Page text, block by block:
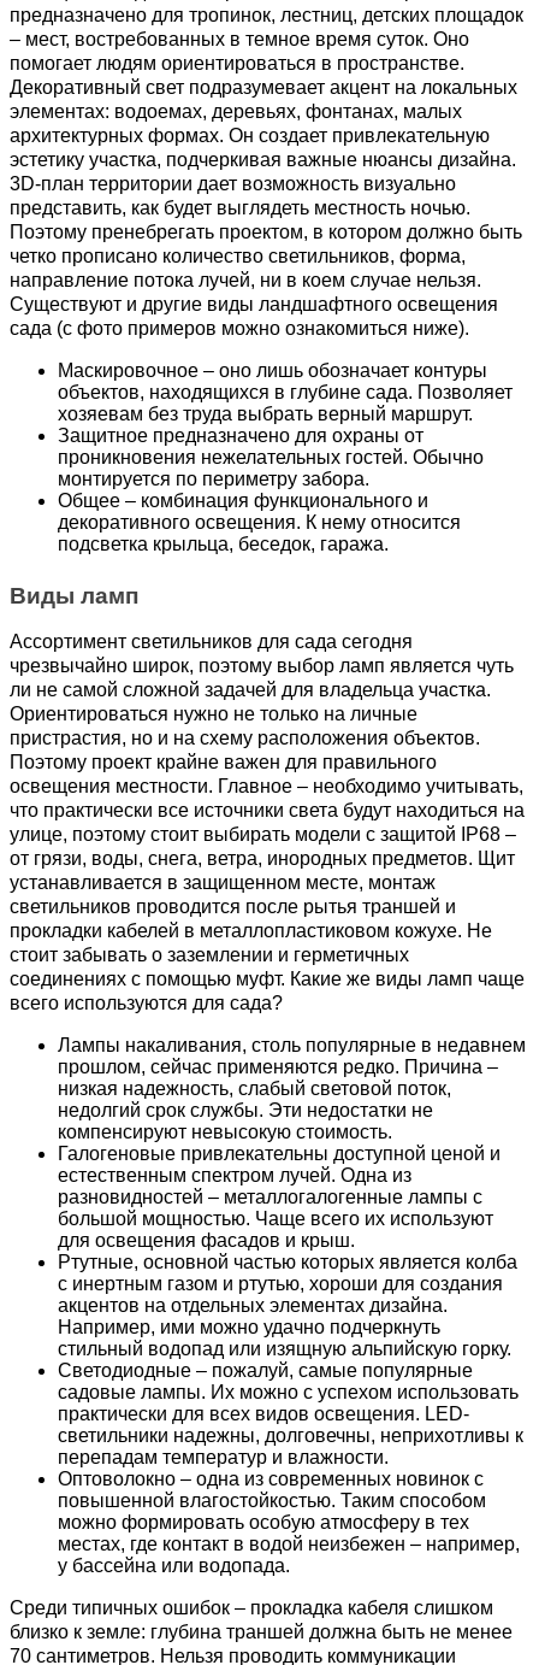
предназначено для тропинок, лестниц, детских площадок
– мест, востребованных в темное время суток. Оно
помогает людям ориентироваться в пространстве.
Декоративный свет подразумевает акцент на локальных
элементах: водоемах, деревьях, фонтанах, малых
архитектурных формах. Он создает привлекательную
эстетику участка, подчеркивая важные нюансы дизайна.
3D-план территории дает возможность визуально
представить, как будет выглядеть местность ночью.
Поэтому пренебрегать проектом, в котором должно быть
четко прописано количество светильников, форма,
направление потока лучей, ни в коем случае нельзя.
Существуют и другие виды ландшафтного освещения
сада (с фото примеров можно ознакомиться ниже).
Маскировочное – оно лишь обозначает контуры
объектов, находящихся в глубине сада. Позволяет
хозяевам без труда выбрать верный маршрут.
Защитное предназначено для охраны от
проникновения нежелательных гостей. Обычно
монтируется по периметру забора.
Общее – комбинация функционального и
декоративного освещения. К нему относится
подсветка крыльца, беседок, гаража.
Виды ламп
Ассортимент светильников для сада сегодня
чрезвычайно широк, поэтому выбор ламп является чуть
ли не самой сложной задачей для владельца участка.
Ориентироваться нужно не только на личные
пристрастия, но и на схему расположения объектов.
Поэтому проект крайне важен для правильного
освещения местности. Главное – необходимо учитывать,
что практически все источники света будут находиться на
улице, поэтому стоит выбирать модели с защитой IP68 –
от грязи, воды, снега, ветра, инородных предметов. Щит
устанавливается в защищенном месте, монтаж
светильников проводится после рытья траншей и
прокладки кабелей в металлопластиковом кожухе. Не
стоит забывать о заземлении и герметичных
соединениях с помощью муфт. Какие же виды ламп чаще
всего используются для сада?
Лампы накаливания, столь популярные в недавнем
прошлом, сейчас применяются редко. Причина –
низкая надежность, слабый световой поток,
недолгий срок службы. Эти недостатки не
компенсируют невысокую стоимость.
Галогеновые привлекательны доступной ценой и
естественным спектром лучей. Одна из
разновидностей – металлогалогенные лампы с
большой мощностью. Чаще всего их используют
для освещения фасадов и крыш.
Ртутные, основной частью которых является колба
с инертным газом и ртутью, хороши для создания
акцентов на отдельных элементах дизайна.
Например, ими можно удачно подчеркнуть
стильный водопад или изящную альпийскую горку.
Светодиодные – пожалуй, самые популярные
садовые лампы. Их можно с успехом использовать
практически для всех видов освещения. LED-
светильники надежны, долговечны, неприхотливы к
перепадам температур и влажности.
Оптоволокно – одна из современных новинок с
повышенной влагостойкостью. Таким способом
можно формировать особую атмосферу в тех
местах, где контакт в водой неизбежен – например,
у бассейна или водопада.
Среди типичных ошибок – прокладка кабеля слишком
близко к земле: глубина траншей должна быть не менее
70 сантиметров. Нельзя проводить коммуникации